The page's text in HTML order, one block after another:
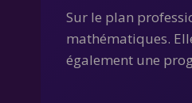
Sur le plan
mathématiques.
également une